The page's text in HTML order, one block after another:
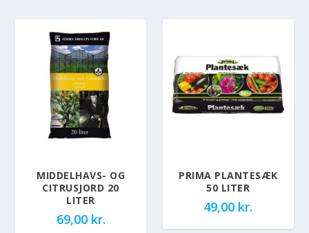
MIDDELHAVS- OG
CITRUSJORD 20
LITER
69,00 kr.
PRIMA PLANTESÆK
50 LITER
49,00 kr.